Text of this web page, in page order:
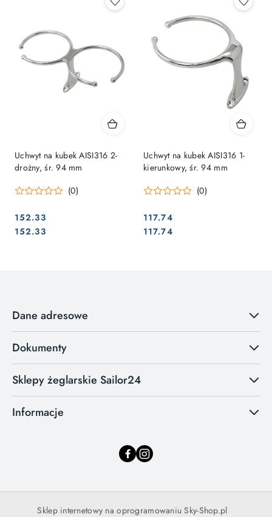
Uchwyt na kubek AISI316 2-
drożny, śr. 94 mm
(0)
Cena:
152.33
Cena:
152.33
Uchwyt na kubek AISI316 1-
kierunkowy, śr. 94 mm
(0)
Cena:
117.74
Cena:
117.74
Dane adresowe
Dokumenty
Sklepy żeglarskie Sailor24
Informacje
Sklep internetowy na oprogramowaniu Sky-Shop.pl